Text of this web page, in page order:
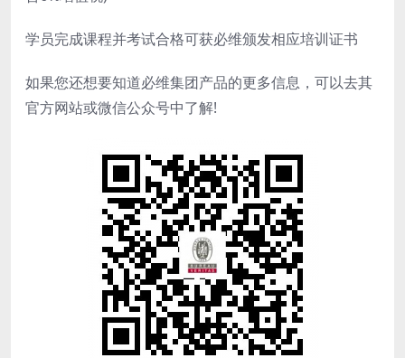
学员完成课程并考试合格可获必维颁发相应培训证书
如果您还想要知道必维集团产品的更多信息，可以去其
官方网站或微信公众号中了解!